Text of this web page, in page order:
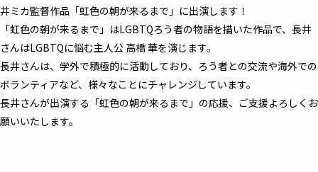
井ミカ監督作品「虹色の朝が来るまで」に出演します！
「虹色の朝が来るまで」はLGBTQろう者の物語を描いた作品で、長井
さんはLGBTQに悩む主人公 高橋 華を演じます。
長井さんは、学外で積極的に活動しており、ろう者との交流や海外での
ボランティアなど、様々なことにチャレンジしています。
長井さんが出演する「虹色の朝が来るまで」の応援、ご支援よろしくお
願いいたします。